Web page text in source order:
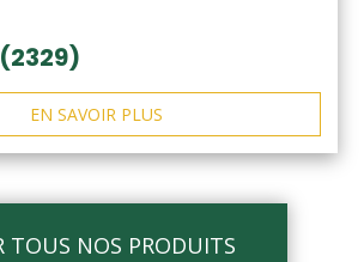
(2329)
EN SAVOIR PLUS
TOUS NOS PRODUITS